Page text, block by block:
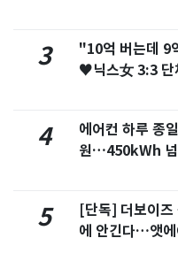
3
"10억 버는데
♥닉스女 3:3 단
4
에어컨 하루 종
원…450kWh
5
[단독] 더보이
에 안긴다…앳에